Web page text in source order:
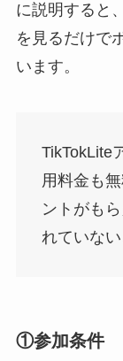
に説明すると
を見るだけで
います。
TikTokLite
用料金も
ントがも
れていない
①参加条件